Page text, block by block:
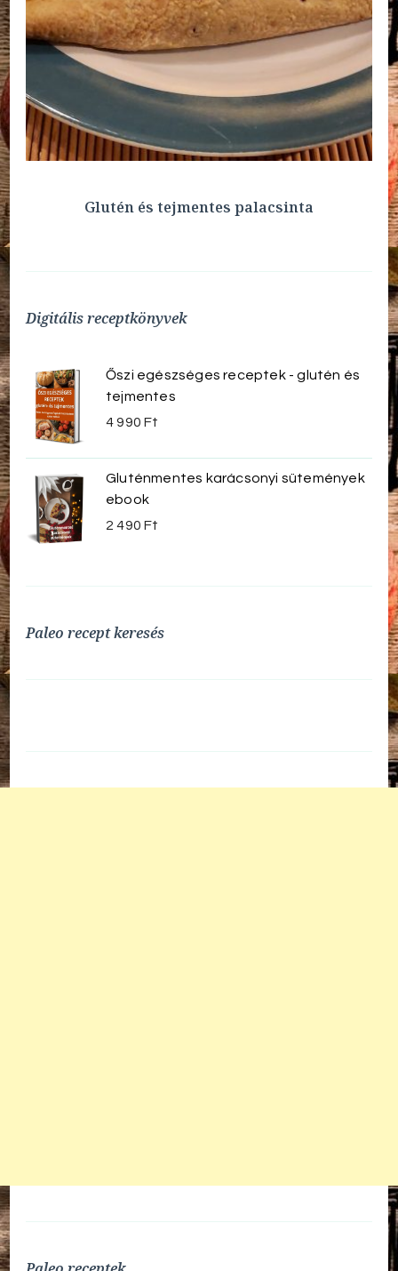
Glutén és tejmentes palacsinta
Digitális receptkönyvek
Őszi egészséges receptek - glutén és
tejmentes
4 990Ft
Gluténmentes karácsonyi sütemények
ebook
2 490Ft
Paleo recept keresés